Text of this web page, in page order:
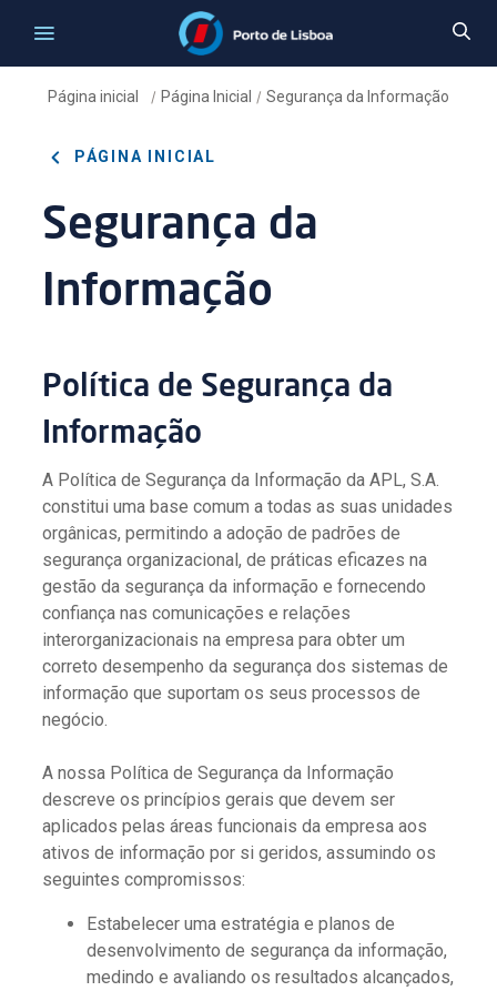
Página inicial / Página Inicial / Segurança da Informação
PÁGINA INICIAL
Segurança da
Informação
Política de Segurança da
Informação
A Política de Segurança da Informação da APL, S.A.
constitui uma base comum a todas as suas unidades
orgânicas, permitindo a adoção de padrões de
segurança organizacional, de práticas eficazes na
gestão da segurança da informação e fornecendo
confiança nas comunicações e relações
interorganizacionais na empresa para obter um
correto desempenho da segurança dos sistemas de
informação que suportam os seus processos de
negócio.
A nossa Política de Segurança da Informação
descreve os princípios gerais que devem ser
aplicados pelas áreas funcionais da empresa aos
ativos de informação por si geridos, assumindo os
seguintes compromissos:
Estabelecer uma estratégia e planos de
desenvolvimento de segurança da informação,
medindo e avaliando os resultados alcançados,